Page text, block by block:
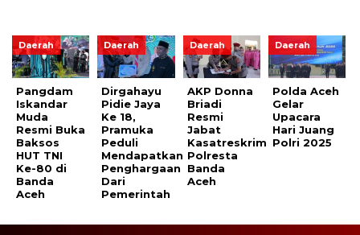
Daerah
Pangdam
Iskandar
Muda
Resmi Buka
Baksos
HUT TNI
Ke-80 di
Banda
Aceh
Daerah
Dirgahayu
Pidie Jaya
Ke 18,
Pramuka
Peduli
Mendapatkan
Penghargaan
Dari
Pemerintah
Daerah
AKP Donna
Briadi
Resmi
Jabat
Kasatreskrim
Polresta
Banda
Aceh
Daerah
Polda Aceh
Gelar
Upacara
Hari Juang
Polri 2025